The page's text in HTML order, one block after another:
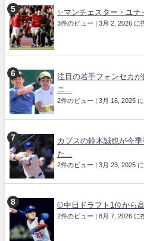
✨マンチェスター・ユナ
3件のビュー 3月 2, 2026 に
注目の若手フォンセカ
ニ...
2件のビュー 3月 16, 2025
カブスの鈴木誠也が今
た...
2件のビュー 3月 23, 2025
⚾中日ドラフト1位から
2件のビュー 8月 7, 2026 に